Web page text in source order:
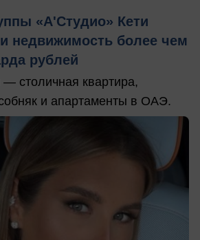
«А'Студио» Кети
недвижимость более чем
рублей
столичная квартира,
и апартаменты в ОАЭ.